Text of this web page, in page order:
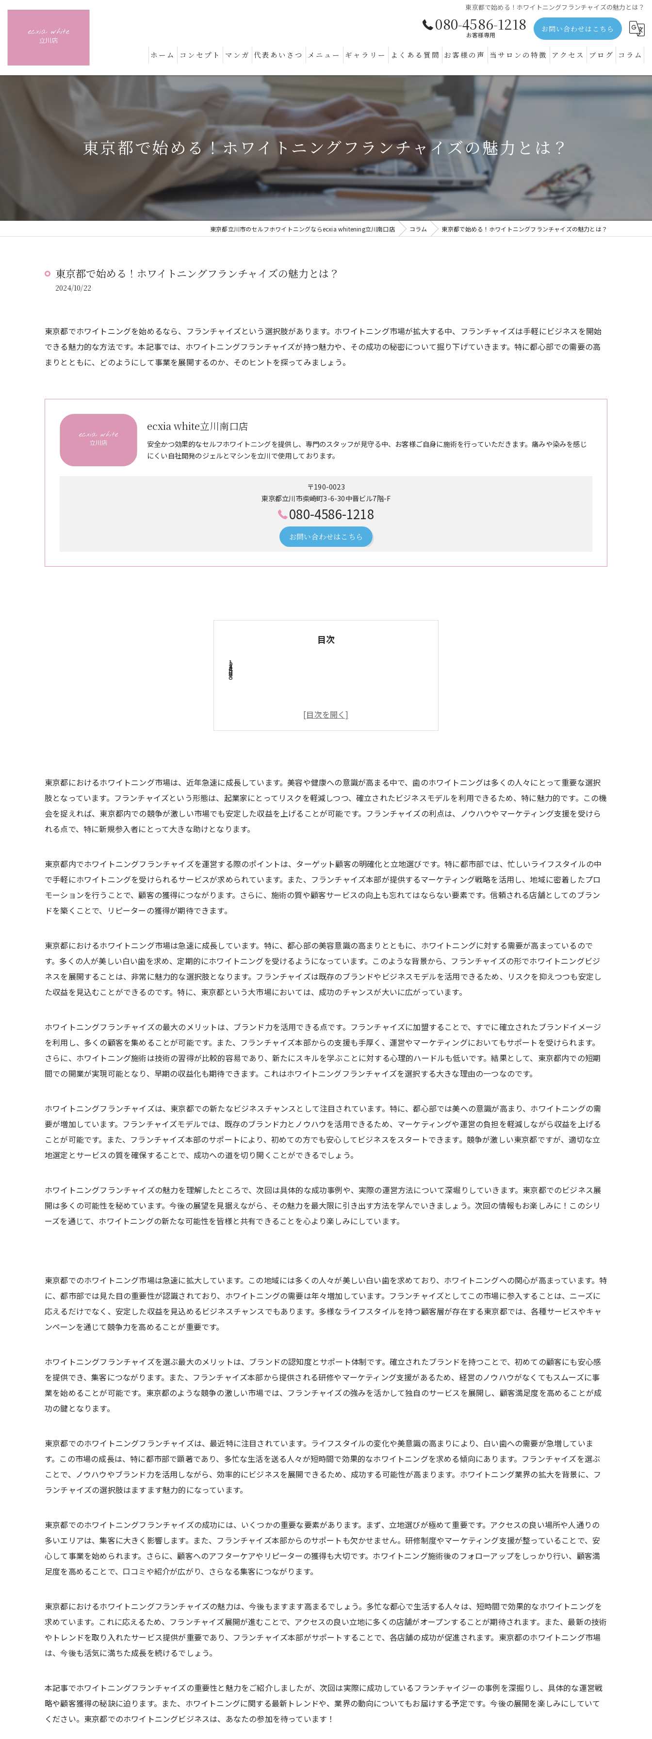
東京都で始める！ホワイトニングフランチャイズの魅力とは？
080-4586-1218
お客様専用
お問い合わせはこちら
ホーム コンセプト マンガ 代表あいさつ メニュー ギャラリー よくある質問 お客様の声 当サロンの特徴
体験
黄ばみ
通い放題
安い
アクセス ブログ コラム
東京都で始める！ホワイトニングフランチャイズの魅力とは？
東京都立川市のセルフホワイトニングならecxia whitening立川南口店 コラム 東京都で始める！ホワイトニングフランチャイズの魅力とは？
東京都で始める！ホワイトニングフランチャイズの魅力とは？
2024/10/22
東京都でホワイトニングを始めるなら、フランチャイズという選択肢があります。ホワイトニング市場が拡大する中、フランチャイズは手軽にビジネスを開始
できる魅力的な方法です。本記事では、ホワイトニングフランチャイズが持つ魅力や、その成功の秘密について掘り下げていきます。特に都心部での需要の高
まりとともに、どのようにして事業を展開するのか、そのヒントを探ってみましょう。
ecxia white立川南口店
安全かつ効果的なセルフホワイトニングを提供し、専門のスタッフが見守る中、お客様ご自身に施術を行っていただきます。痛みや染みを感じ
にくい自社開発のジェルとマシンを立川で使用しております。
〒190-0023
東京都立川市柴崎町3-6-30中晋ビル7階-F
080-4586-1218
お問い合わせはこちら
目次
東京都におけるホワイトニング市場は、近年急速に成長しています。美容や健康への意識が高まる中で、歯のホワイトニングは多くの人々にとって重要な選択
肢となっています。フランチャイズという形態は、起業家にとってリスクを軽減しつつ、確立されたビジネスモデルを利用できるため、特に魅力的です。この機
会を捉えれば、東京都内での競争が激しい市場でも安定した収益を上げることが可能です。フランチャイズの利点は、ノウハウやマーケティング支援を受けら
れる点で、特に新規参入者にとって大きな助けとなります。
東京都内でホワイトニングフランチャイズを運営する際のポイントは、ターゲット顧客の明確化と立地選びです。特に都市部では、忙しいライフスタイルの中
で手軽にホワイトニングを受けられるサービスが求められています。また、フランチャイズ本部が提供するマーケティング戦略を活用し、地域に密着したプロ
モーションを行うことで、顧客の獲得につながります。さらに、施術の質や顧客サービスの向上も忘れてはならない要素です。信頼される店舗としてのブラン
ドを築くことで、リピーターの獲得が期待できます。
東京都におけるホワイトニング市場は急速に成長しています。特に、都心部の美容意識の高まりとともに、ホワイトニングに対する需要が高まっているので
す。多くの人が美しい白い歯を求め、定期的にホワイトニングを受けるようになっています。このような背景から、フランチャイズの形でホワイトニングビジ
ネスを展開することは、非常に魅力的な選択肢となります。フランチャイズは既存のブランドやビジネスモデルを活用できるため、リスクを抑えつつも安定し
た収益を見込むことができるのです。特に、東京都という大市場においては、成功のチャンスが大いに広がっています。
ホワイトニングフランチャイズの最大のメリットは、ブランド力を活用できる点です。フランチャイズに加盟することで、すでに確立されたブランドイメージ
を利用し、多くの顧客を集めることが可能です。また、フランチャイズ本部からの支援も手厚く、運営やマーケティングにおいてもサポートを受けられます。
さらに、ホワイトニング施術は技術の習得が比較的容易であり、新たにスキルを学ぶことに対する心理的ハードルも低いです。結果として、東京都内での短期
間での開業が実現可能となり、早期の収益化も期待できます。これはホワイトニングフランチャイズを選択する大きな理由の一つなのです。
ホワイトニングフランチャイズは、東京都での新たなビジネスチャンスとして注目されています。特に、都心部では美への意識が高まり、ホワイトニングの需
要が増加しています。フランチャイズモデルでは、既存のブランド力とノウハウを活用できるため、マーケティングや運営の負担を軽減しながら収益を上げる
ことが可能です。また、フランチャイズ本部のサポートにより、初めての方でも安心してビジネスをスタートできます。競争が激しい東京都ですが、適切な立
地選定とサービスの質を確保することで、成功への道を切り開くことができるでしょう。
ホワイトニングフランチャイズの魅力を理解したところで、次回は具体的な成功事例や、実際の運営方法について深堀りしていきます。東京都でのビジネス展
開は多くの可能性を秘めています。今後の展望を見据えながら、その魅力を最大限に引き出す方法を学んでいきましょう。次回の情報もお楽しみに！このシリ
ーズを通じて、ホワイトニングの新たな可能性を皆様と共有できることを心より楽しみにしています。
東京都でのホワイトニング市場は急速に拡大しています。この地域には多くの人々が美しい白い歯を求めており、ホワイトニングへの関心が高まっています。特
に、都市部では見た目の重要性が認識されており、ホワイトニングの需要は年々増加しています。フランチャイズとしてこの市場に参入することは、ニーズに
応えるだけでなく、安定した収益を見込めるビジネスチャンスでもあります。多様なライフスタイルを持つ顧客層が存在する東京都では、各種サービスやキャ
ンペーンを通じて競争力を高めることが重要です。
ホワイトニングフランチャイズを選ぶ最大のメリットは、ブランドの認知度とサポート体制です。確立されたブランドを持つことで、初めての顧客にも安心感
を提供でき、集客につながります。また、フランチャイズ本部から提供される研修やマーケティング支援があるため、経営のノウハウがなくてもスムーズに事
業を始めることが可能です。東京都のような競争の激しい市場では、フランチャイズの強みを活かして独自のサービスを展開し、顧客満足度を高めることが成
功の鍵となります。
東京都でのホワイトニングフランチャイズは、最近特に注目されています。ライフスタイルの変化や美意識の高まりにより、白い歯への需要が急増していま
す。この市場の成長は、特に都市部で顕著であり、多忙な生活を送る人々が短時間で効果的なホワイトニングを求める傾向にあります。フランチャイズを選ぶ
ことで、ノウハウやブランド力を活用しながら、効率的にビジネスを展開できるため、成功する可能性が高まります。ホワイトニング業界の拡大を背景に、フ
ランチャイズの選択肢はますます魅力的になっています。
東京都でのホワイトニングフランチャイズの成功には、いくつかの重要な要素があります。まず、立地選びが極めて重要です。アクセスの良い場所や人通りの
多いエリアは、集客に大きく影響します。また、フランチャイズ本部からのサポートも欠かせません。研修制度やマーケティング支援が整っていることで、安
心して事業を始められます。さらに、顧客へのアフターケアやリピーターの獲得も大切です。ホワイトニング施術後のフォローアップをしっかり行い、顧客満
足度を高めることで、口コミや紹介が広がり、さらなる集客につながります。
東京都におけるホワイトニングフランチャイズの魅力は、今後もますます高まるでしょう。多忙な都心で生活する人々は、短時間で効果的なホワイトニングを
求めています。これに応えるため、フランチャイズ展開が進むことで、アクセスの良い立地に多くの店舗がオープンすることが期待されます。また、最新の技術
やトレンドを取り入れたサービス提供が重要であり、フランチャイズ本部がサポートすることで、各店舗の成功が促進されます。東京都のホワイトニング市場
は、今後も活気に満ちた成長を続けるでしょう。
本記事でホワイトニングフランチャイズの重要性と魅力をご紹介しましたが、次回は実際に成功しているフランチャイジーの事例を深掘りし、具体的な運営戦
略や顧客獲得の秘訣に迫ります。また、ホワイトニングに関する最新トレンドや、業界の動向についてもお届けする予定です。今後の展開を楽しみにしていて
ください。東京都でのホワイトニングビジネスは、あなたの参加を待っています！